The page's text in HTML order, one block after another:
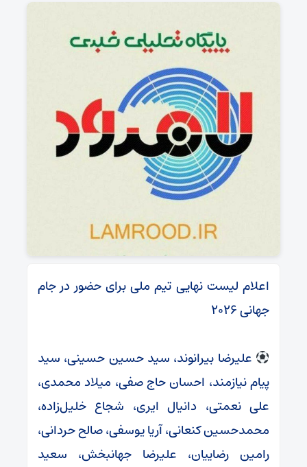
اعلام لیست نهایی تیم ملی برای حضور در جام
جهانی ۲۰۲۶
علیرضا بیرانوند، سید حسین حسینی، سید
پیام نیازمند، احسان حاج صفی، میلاد محمدی،
علی نعمتی، دانیال ایری، شجاع خلیل‌زاده،
محمدحسین کنعانی، آریا یوسفی، صالح حردانی،
رامین رضاییان، علیرضا جهانبخش، سعید